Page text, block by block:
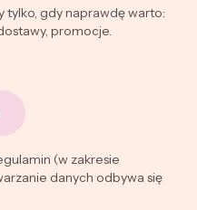
tylko, gdy naprawdę warto:
promocje.
(w zakresie
danych odbywa się